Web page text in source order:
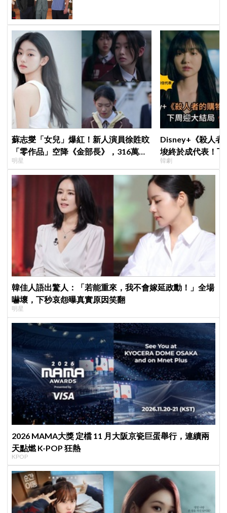
蘇志燮「女兒」爆紅！新人演員徐貹旼
「零作品」空降《金部長》，316萬舊
片被挖出網驚呆：星味藏不住！
明星
Disney+《殺人者
埈終於成代表！
現成最大伏筆
韓劇
韓佳人語出驚人：「若能重來，我不會嫁延政勳！」全場
嚇壞，下秒哀怨曝真實原因笑翻
明星
2026 MAMA大獎 定檔 11 月大阪京瓷巨蛋舉行，連續兩
天點燃 K-POP 狂熱
KPOP